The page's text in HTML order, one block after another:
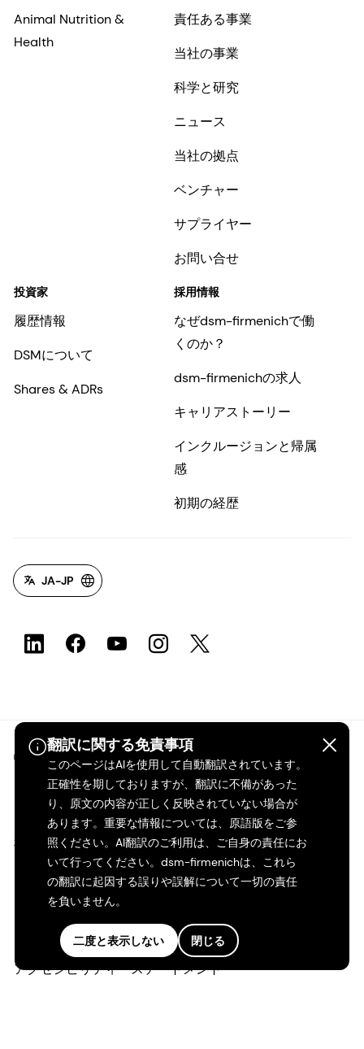
翻訳に関する免責事項
このページはAIを使用して自動翻訳されています。
正確性を期しておりますが、翻訳に不備があった
り、原文の内容が正しく反映されていない場合が
あります。重要な情報については、原語版をご参
照ください。AI翻訳のご利用は、ご自身の責任にお
いて行ってください。dsm-firmenichは、これら
の翻訳に起因する誤りや誤解について一切の責任
を負いません。
二度と表示しない 閉じる
Animal Nutrition &
Health
責任ある事業
当社の事業
科学と研究
ニュース
当社の拠点
ベンチャー
サプライヤー
お問い合せ
投資家
履歴情報
DSMについて
Shares & ADRs
採用情報
なぜdsm-firmenichで働
くのか？
dsm-firmenichの求人
キャリアストーリー
インクルージョンと帰属
感
初期の経歴
JA-JP
©2026 dsm-firmenich。無断転載・複製を禁じます。
プライバシーポリシー
利用規約
ご利用条件
カリフォルニアの透明性
アクセシビリティ・ステートメント